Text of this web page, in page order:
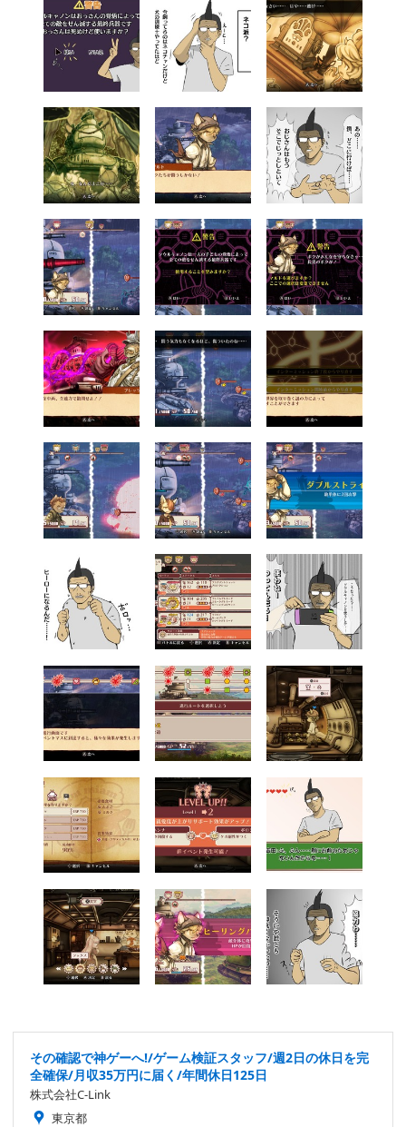
その確認で神ゲーへ!/ゲーム検証スタッフ/週2日の休日を完
全確保/月収35万円に届く/年間休日125日
株式会社C-Link
東京都